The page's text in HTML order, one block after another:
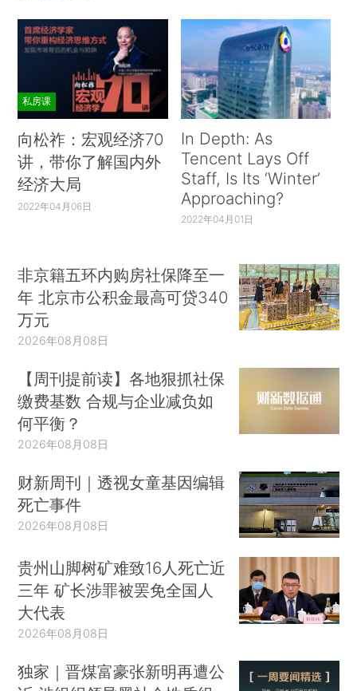
私房课
向松祚：宏观经济70
讲，带你了解国内外
经济大局
2022年04月06日
In Depth: As
Tencent Lays Off
Staff, Is Its ‘Winter’
Approaching?
2022年04月01日
非京籍五环内购房社保降至一
年 北京市公积金最高可贷340
万元
2026年08月08日
【周刊提前读】各地狠抓社保
缴费基数 合规与企业减负如
何平衡？
2026年08月08日
财新周刊｜透视女童基因编辑
死亡事件
2026年08月08日
贵州山脚树矿难致16人死亡近
三年 矿长涉罪被罢免全国人
大代表
2026年08月08日
独家｜晋煤富豪张新明再遭公